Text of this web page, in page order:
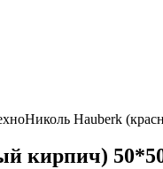
Hauberk
кирпич)